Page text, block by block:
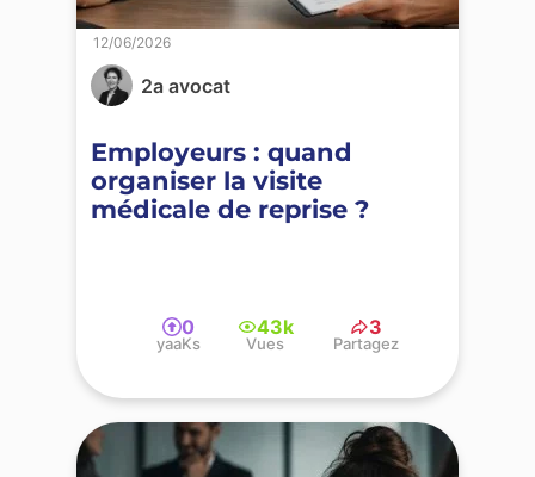
2a avocat
Employeurs : quand
organiser la visite
médicale de reprise ?
12/06/2026
0
yaaKs
43k
Vues
3
Partagez